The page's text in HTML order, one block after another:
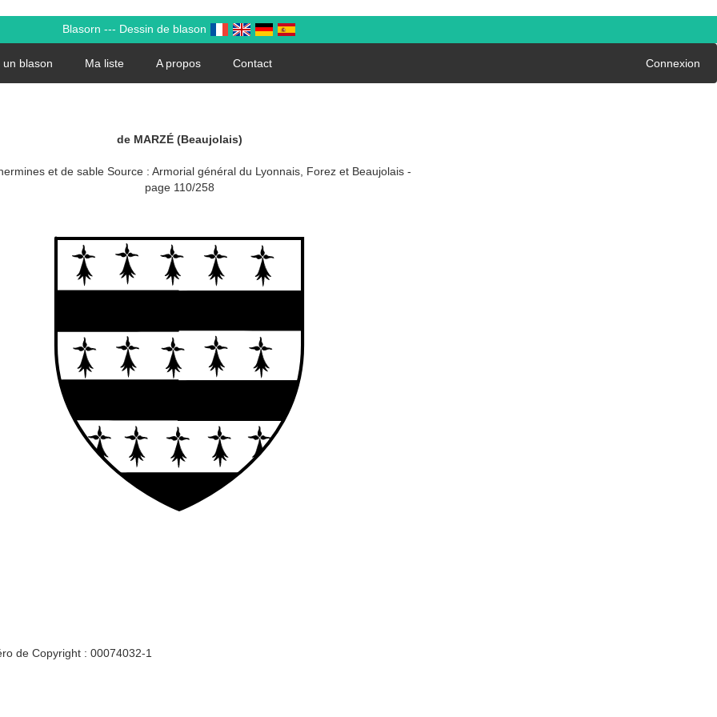
Blasorn --- Dessin de blason
un blason Ma liste A propos Contact Connexion
de MARZÉ (Beaujolais)
et de sable Source : Armorial général du Lyonnais, Forez et Beaujolais -
page 110/258
de Copyright : 00074032-1